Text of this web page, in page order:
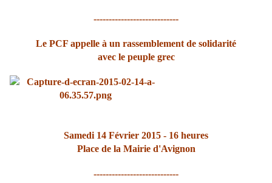
----------------------------
Le PCF appelle à un rassemblement de solidarité
avec le peuple grec
Samedi 14 Février 2015 - 16 heures
Place de la Mairie d'Avignon
----------------------------